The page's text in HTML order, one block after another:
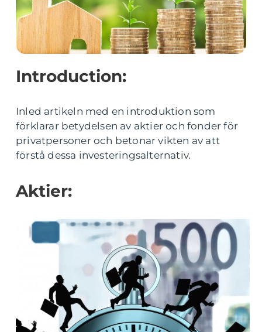
Introduction:
Inled artikeln med en introduktion som
förklarar betydelsen av aktier och fonder för
privatpersoner och betonar vikten av att
förstå dessa investeringsalternativ.
Aktier: